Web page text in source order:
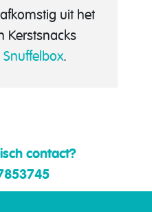
uit het
Kerstsnacks
Snuffelbox.
contact?